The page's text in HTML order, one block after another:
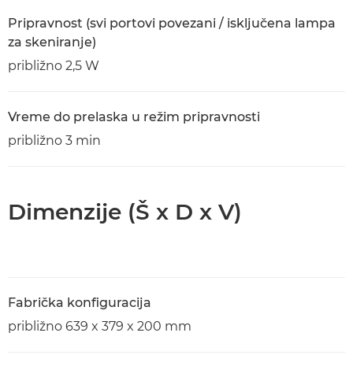
Pripravnost (svi portovi povezani / isključena lampa
za skeniranje)
približno 2,5 W
Vreme do prelaska u režim pripravnosti
približno 3 min
Dimenzije (Š x D x V)
Fabrička konfiguracija
približno 639 x 379 x 200 mm